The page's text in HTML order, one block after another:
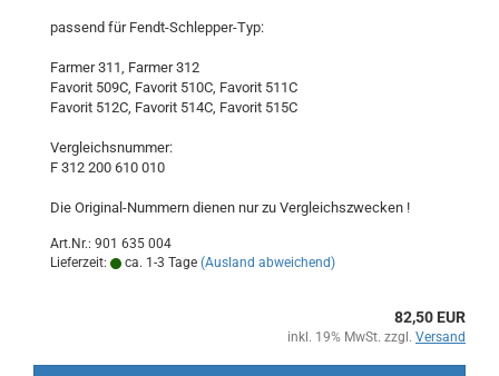
passend für Fendt-Schlepper-Typ:
Farmer 311, Farmer 312
Favorit 509C, Favorit 510C, Favorit 511C
Favorit 512C, Favorit 514C, Favorit 515C
Vergleichsnummer:
F 312 200 610 010
Die Original-Nummern dienen nur zu Vergleichszwecken !
Art.Nr.: 901 635 004
Lieferzeit:
ca. 1-3 Tage (Ausland abweichend)
82,50 EUR
inkl. 19% MwSt. zzgl. Versand